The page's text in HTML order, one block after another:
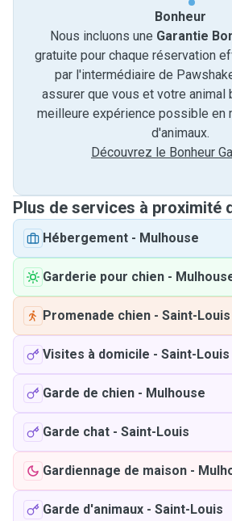
Bonheur
Nous incluons une Garantie
gratuite pour chaque réservation
par l'intermédiaire de
assurer que vous et votre animal
meilleure expérience possible en
d'animaux.
Découvrez le Bonheur
Plus de services à proximité
Hébergement - Mulhouse
Garderie pour chien -
Promenade chien - Saint-Louis
Visites à domicile - Saint-Louis
Garde de chien - Mulhouse
Garde chat - Saint-Louis
Gardiennage de maison -
Garde d'animaux - Saint-Louis